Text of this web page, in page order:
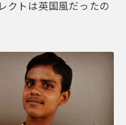
クトは英国風だったの